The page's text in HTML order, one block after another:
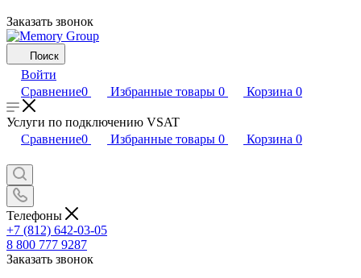
Заказать звонок
Поиск
Войти
Сравнение0 Избранные товары 0 Корзина 0
Услуги по подключению VSAT
Сравнение0 Избранные товары 0 Корзина 0
Телефоны
+7 (812) 642-03-05
8 800 777 9287
Заказать звонок